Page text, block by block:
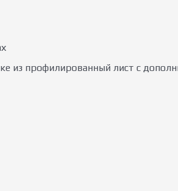
из профилированный лист с